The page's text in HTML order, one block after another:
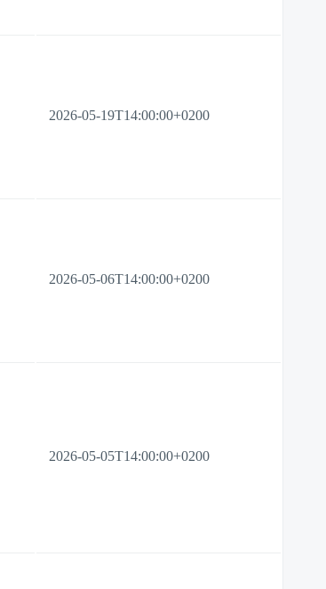
2026-05-19T14:00:00+0200
2026-05-06T14:00:00+0200
2026-05-05T14:00:00+0200